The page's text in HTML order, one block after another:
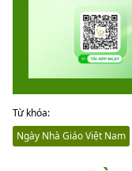
Từ khóa:
Ngày Nhà Giáo Việt Nam